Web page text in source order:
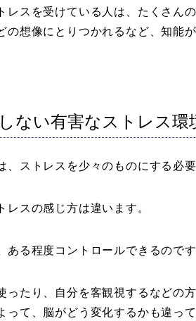
スを受けている人は、たくさん
の想像にとりつかれるなど、知能
ない有害なストレス環
ストレスを少々のものにする必要
スの感じ方は違います。
る程度コントロールできるのです
たり、自分を客観視するなどの
て、脳がどう変化するかも違って